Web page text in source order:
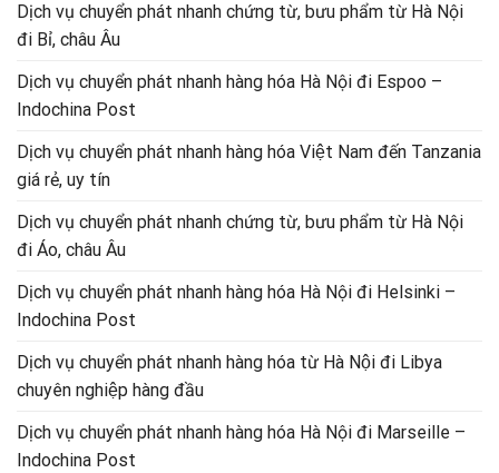
Dịch vụ chuyển phát nhanh chứng từ, bưu phẩm từ Hà Nội
đi Bỉ, châu Âu
Dịch vụ chuyển phát nhanh hàng hóa Hà Nội đi Espoo –
Indochina Post
Dịch vụ chuyển phát nhanh hàng hóa Việt Nam đến Tanzania
giá rẻ, uy tín
Dịch vụ chuyển phát nhanh chứng từ, bưu phẩm từ Hà Nội
đi Áo, châu Âu
Dịch vụ chuyển phát nhanh hàng hóa Hà Nội đi Helsinki –
Indochina Post
Dịch vụ chuyển phát nhanh hàng hóa từ Hà Nội đi Libya
chuyên nghiệp hàng đầu
Dịch vụ chuyển phát nhanh hàng hóa Hà Nội đi Marseille –
Indochina Post